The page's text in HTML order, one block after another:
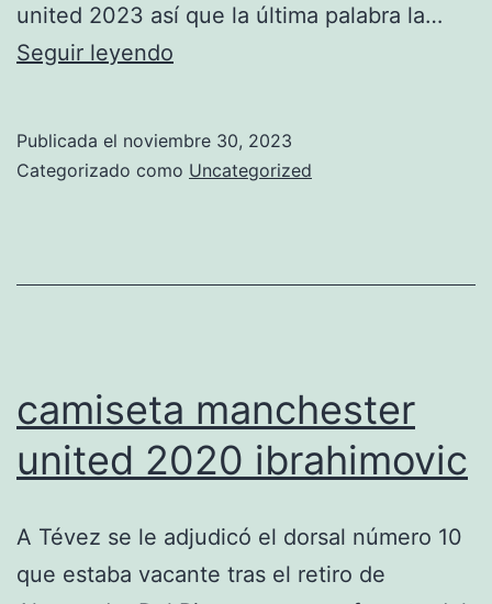
united 2023 así que la última palabra la…
Seguir leyendo
Publicada el noviembre 30, 2023
Categorizado como Uncategorized
camiseta manchester
united 2020 ibrahimovic
A Tévez se le adjudicó el dorsal número 10
que estaba vacante tras el retiro de